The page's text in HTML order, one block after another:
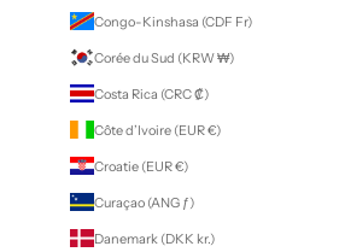
Congo-Kinshasa (CDF Fr)
Corée du Sud (KRW ₩)
Costa Rica (CRC ₡)
Côte d’Ivoire (EUR €)
Croatie (EUR €)
Curaçao (ANG ƒ)
Danemark (DKK kr.)